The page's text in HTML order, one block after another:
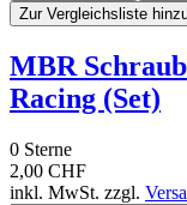
Zur Vergleichsliste
MBR
Racing (Set)
0 Sterne
2,00 CHF
inkl. MwSt. zzgl.